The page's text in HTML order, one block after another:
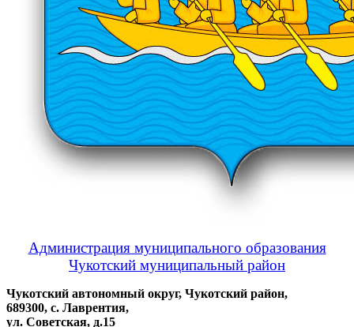
Администрация муниципального образования
Чукотский муниципальный район
Чукотский автономный округ, Чукотский район,
689300, с. Лаврентия,
ул. Советская, д.15